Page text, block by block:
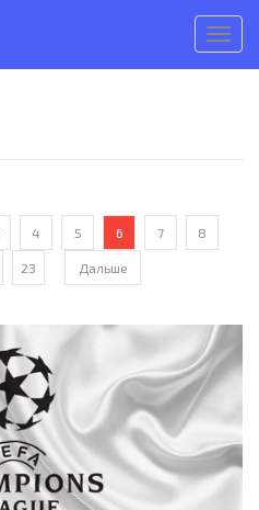
меню
4 5 6 7 8
23 Дальше